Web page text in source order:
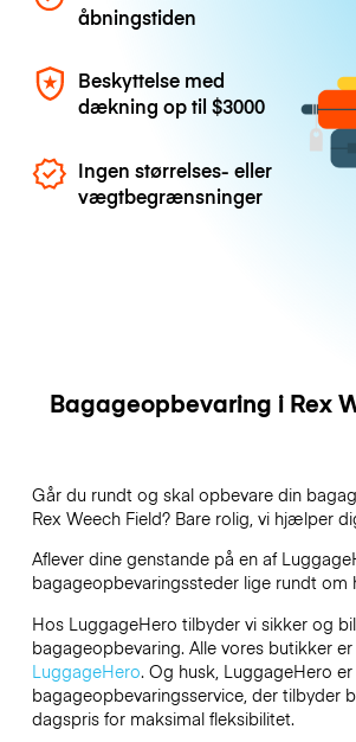
åbningstiden
Beskyttelse med
dækning op til$3000
Ingen størrelses- eller
vægtbegrænsninger
Bagageopbevaring i Rex
Går du rundt og skal opbevare din
Rex Weech Field? Bare rolig, vi hjælper
Aflever dine genstande på en af
bagageopbevaringssteder lige rundt om
Hos LuggageHero tilbyder vi sikker og
bagageopbevaring. Alle vores butikker er
LuggageHero. Og husk, LuggageHero
bagageopbevaringsservice, der tilbyder
dagspris for maksimal fleksibilitet.